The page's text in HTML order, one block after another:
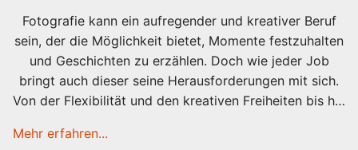
Fotografie kann ein aufregender und kreativer Beruf
sein, der die Möglichkeit bietet, Momente festzuhalten
und Geschichten zu erzählen. Doch wie jeder Job
bringt auch dieser seine Herausforderungen mit sich.
Von der Flexibilität und den kreativen Freiheiten bis hin
Aspekte zu berücksichtigen. Dieser Artikel beleuchtet
Mehr erfahren...